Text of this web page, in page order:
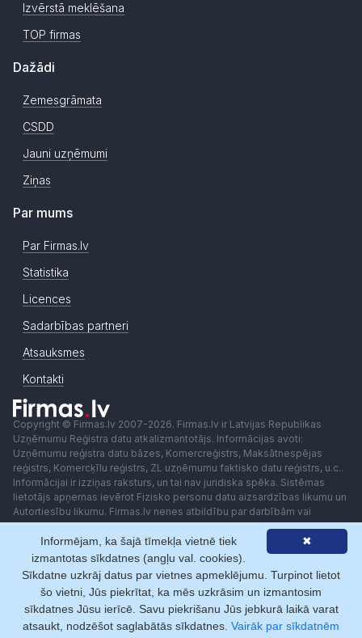
Izvērstā meklēšana
TOP firmas
Dažādi
Zemesgrāmata
CSDD
Jauni uzņēmumi
Ziņas
Par mums
Par Firmas.lv
Statistika
Licences
Sadarbības partneri
Atsauksmes
Kontakti
Copyright © Firmas.lv 2007-2026. Firmas.lv ir Latvijas Republikas
Uzņēmumu Reģistra datu atkalizmantotājs. Informācijas avoti:
Uzņēmumu reģistra datu bāzes, Komercreģistrs, Maksātnespējas
reģistrs, Komercķīlu reģistrs, ZL uzņēmumu faktisko datu reģistrs, u.c..
Informācijai ir izziņas raksturs, un tai nav juridiska spēka. Sistēmas
lietotājs apņemas ievērot Fizisko personu datu aizsardzības likumu un
Autortiesību likumu. Firmas.lv nenes atbildību par darbībām vai
lēmumiem, kas balstīti uz saņemto pakalpojumu. Lietotājam aizliegts
izmantot jebkādas automatizētas sistēmas vai iekārtas (robotus)
piekļuvei sistēmai bez rakstiskas saskaņošanas ar Firmas.lv. Galvenā
redaktore: Ingūna Pempere.
Lietošanas noteikumi
Privātuma politika Norēķini ar
✖
Informējam, ka šajā tīmekļa vietnē tiek
izmantotas sīkdatnes (angļu val. cookies).
Sīkdatne uzkrāj datus par vietnes apmeklējumu. Turpinot lietot
šo vietni, Jūs piekrītat, ka mēs uzkrāsim un izmantosim
sīkdatnes Jūsu ierīcē. Savu piekrišanu Jūs jebkurā laikā varat
atsaukt, nodzēšot saglabātās sīkdatnes. Vairāk par sīkdatnēm